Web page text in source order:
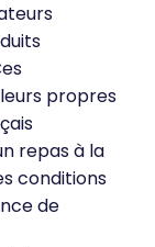
propres
repas à la
conditions
de